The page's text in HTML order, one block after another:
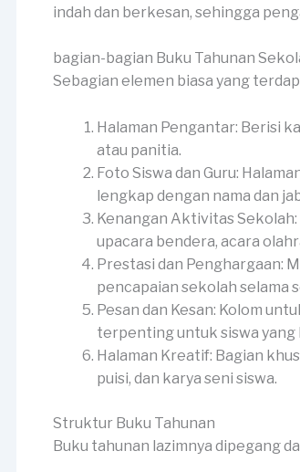
indah dan berkesan, sehingga
bagian-bagian Buku Tahunan
Sebagian elemen biasa yang
Halaman Pengantar: Berisi
atau panitia.
Foto Siswa dan Guru:
lengkap dengan nama dan
Kenangan Aktivitas
upacara bendera, acara
Prestasi dan Penghargaan:
pencapaian sekolah selama
Pesan dan Kesan: Kolom
terpenting untuk siswa yang
Halaman Kreatif: Bagian
puisi, dan karya seni siswa.
Struktur Buku Tahunan
Buku tahunan lazimnya dipegang